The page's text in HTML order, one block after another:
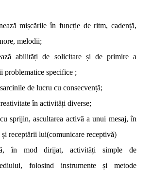
mișcările în funcție de ritm, cadență,
melodii;
abilități de solicitare și de primire a
problematice specifice ;
de lucru cu consecvență;
în activități diverse;
sprijin, ascultarea activă a unui mesaj, în
receptării lui(comunicare receptivă)
în mod dirijat, activități simple de
folosind instrumente și metode